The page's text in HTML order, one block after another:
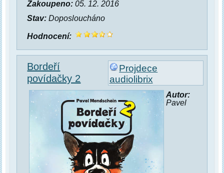
Zakoupeno: 05. 12. 2016
Stav: Doposloucháno
Hodnocení:
Projdece
audiolibrix
Bordeří
povídačky 2
Autor:
Pavel